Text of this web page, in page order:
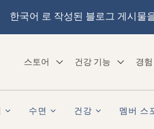
한국어 로 작성된 블로그 게시물
스토어 건강 기능 경험
수면 건강 멤버 스